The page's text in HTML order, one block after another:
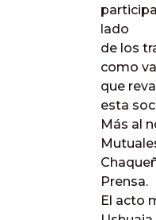
lado
de los
como
que
esta
Más al
Prensa.
E l acto